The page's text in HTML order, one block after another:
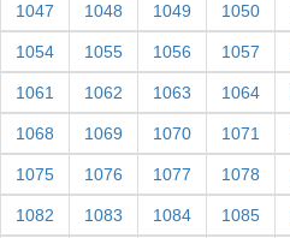
1047 1048 1049 1050
1054 1055 1056 1057
1061 1062 1063 1064
1068 1069 1070 1071
1075 1076 1077 1078
1082 1083 1084 1085